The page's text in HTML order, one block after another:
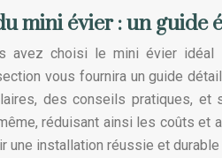
mini évier : un guide
avez choisi le mini évier idéal
vous fournira un guide
des conseils pratiques,
réduisant ainsi les coûts
une installation réussie et